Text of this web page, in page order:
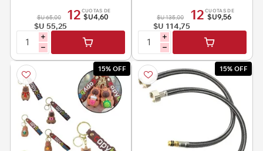
$U 65,00
$U 55,25
12 CUOTAS DE
$U4,60
i
h
$U 135,00
$U 114,75
12 CUOTAS DE
$U9,56
i
h
15% OFF 15% OFF